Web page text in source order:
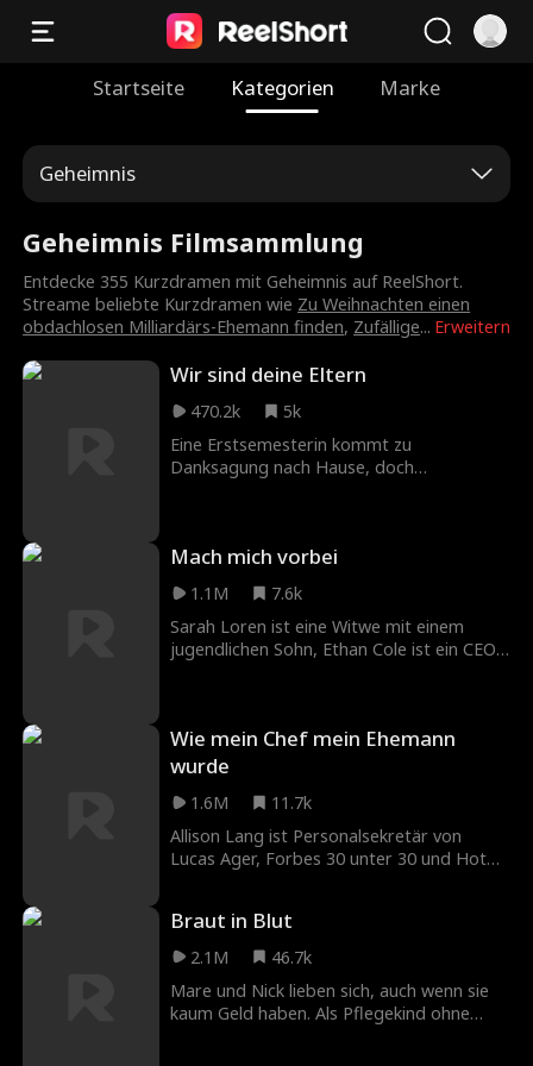
Startseite Kategorien Marke
Geheimnis
Geheimnis Filmsammlung
Erweitern
Entdecke 355 Kurzdramen mit Geheimnis auf ReelShort.
Streame beliebte Kurzdramen wie Zu Weihnachten einen
obdachlosen Milliardärs-Ehemann finden, Zufällige...
Wir sind deine Eltern
470.2k
5k
Eine Erstsemesterin kommt zu
Danksagung nach Hause, doch
Mach mich vorbei
1.1M
7.6k
Sarah Loren ist eine Witwe mit einem
jugendlichen Sohn, Ethan Cole ist ein CEO
aufhören, um das zu bekommen, was er
will und was er will ... ist Sarahs Herz.
Wie mein Chef mein Ehemann
wurde
1.6M
11.7k
Allison Lang ist Personalsekretär von
Lucas Ager, Forbes 30 unter 30 und Hot
schreibt ihm Allison ihm, dass sie jetzt mit
Lucas Ager zusammen ist, aber was
passiert und die gesamte Firma ihre SMS
sieht?! Wird Lucas Agerer sie feuern ...
Braut in Blut
2.1M
46.7k
Mare und Nick lieben sich, auch wenn sie
kaum Geld haben. Als Pflegekind ohne